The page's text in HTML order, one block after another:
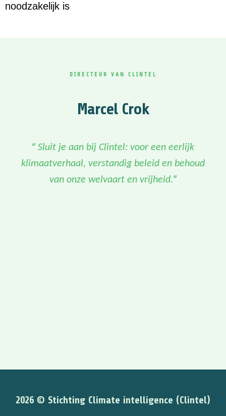
noodzakelijk is
DIRECTEUR VAN CLINTEL
Marcel Crok
“ Sluit je aan bij Clintel: voor een eerlijk
klimaatverhaal, verstandig beleid en behoud
van onze welvaart en vrijheid.”
2026 © Stichting Climate intelligence (Clintel)